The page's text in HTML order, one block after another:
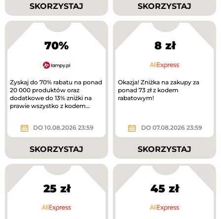
SKORZYSTAJ SKORZYSTAJ
70%
Zyskaj do 70% rabatu na ponad
20 000 produktów oraz
dodatkowe do 13% zniżki na
prawie wszystko z kodem
DO 10.08.2026 23:59
SKORZYSTAJ
8 zł
Okazja! Zniżka na zakupy za
ponad 73 zł z kodem
rabatowym!
DO 07.08.2026 23:59
SKORZYSTAJ
25 zł 45 zł